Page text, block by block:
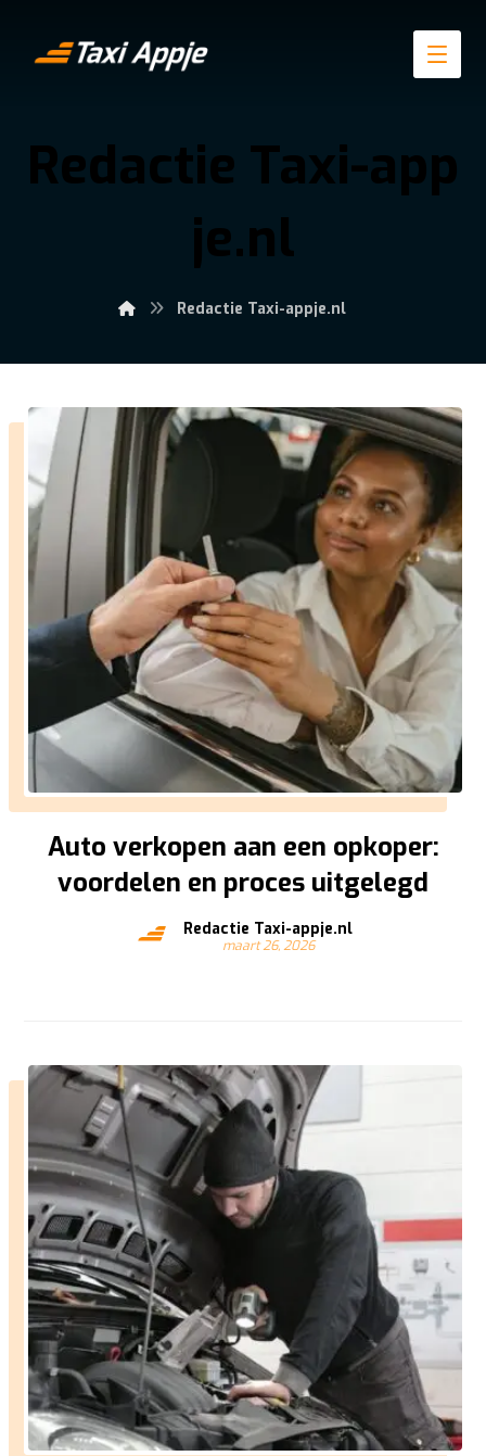
Redactie Taxi-app
je.nl
Redactie Taxi-appje.nl
Auto verkopen aan een opkoper:
voordelen en proces uitgelegd
Redactie Taxi-appje.nl
maart 26, 2026